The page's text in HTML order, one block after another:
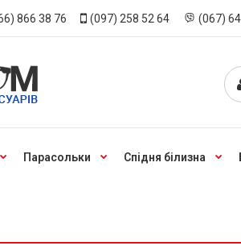
866 38 76 (097) 258 52 64 (067)
Парасольки Спідня білизна